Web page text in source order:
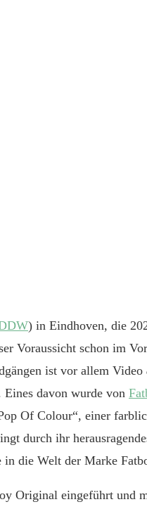
) in Eindhoven, die
Voraussicht schon im
ist vor allem Video
Eines davon wurde von
Of Colour“, einer
durch ihr
in die Welt der Marke
Original eingeführt und